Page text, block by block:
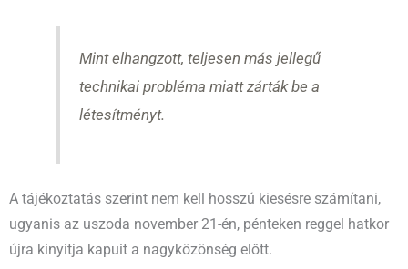
Mint elhangzott, teljesen más jellegű
technikai probléma miatt zárták be a
létesítményt.
A tájékoztatás szerint nem kell hosszú kiesésre számítani,
ugyanis az uszoda november 21-én, pénteken reggel hatkor
újra kinyitja kapuit a nagyközönség előtt.